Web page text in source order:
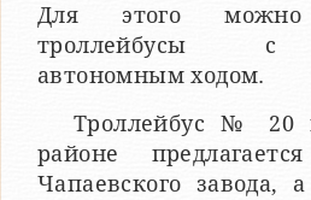
Для этого можно
троллейбусы с
автономным ходом.
Троллейбус № 20
районе
Чапаевского завода,